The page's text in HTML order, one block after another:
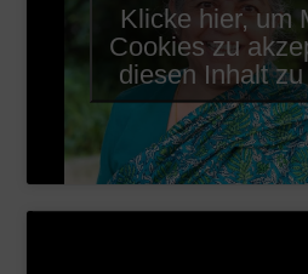
Klicke hier, um
Cookies zu
diesen Inhalt